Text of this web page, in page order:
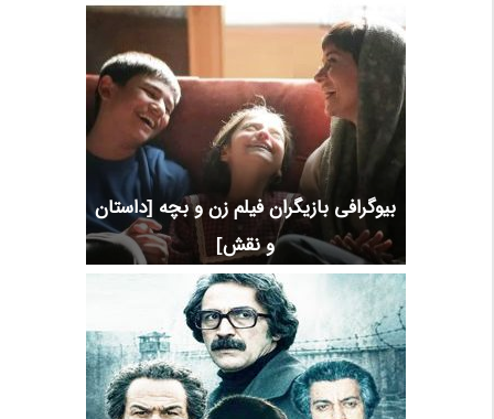
بیوگرافی بازیگران فیلم زن و بچه [داستان
و نقش]